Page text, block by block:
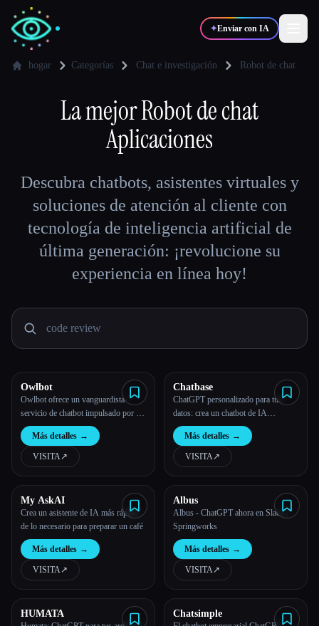
✦Enviar con IA
Escritores 🎨 Diseñadores
📈
🎓Estudiantes 🎬 Creadores
Comparar herramientas
Todas las categorías
Esc
hogar Categorías Chat e investigación Robot de chat
La mejorRobot de chat
Aplicaciones
Descubra chatbots, asistentes virtuales y
soluciones de atención al cliente con
tecnología de inteligencia artificial de
última generación: ¡revolucione su
experiencia en línea hoy!
Owlbot
Owlbot ofrece un vanguardista
servicio de chatbot impulsado por la
IA que se integra perfectamente con
tus datos para ofrecer respuestas
instantáneas para ti, tus clientes o tu
equipo.
Más detalles →
VISITA↗︎
Chatbase
ChatGPT personalizado para tus
datos: crea un chatbot de IA
entrenado en tus datos
Más detalles →
VISITA↗︎
My AskAI
Crea un asistente de IA más rápido
de lo necesario para preparar un café
Más detalles →
VISITA↗︎
Albus
Albus - ChatGPT ahora en Slack |
Springworks
Más detalles →
VISITA↗︎
HUMATA Chatsimple